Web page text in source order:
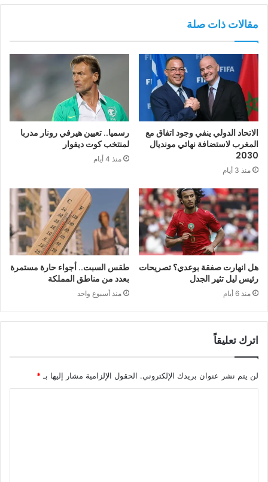
مقالات ذات صلة
الاتحاد الدولي ينفي وجود اتفاق مع
المغرب لاستضافة نهائي مونديال
2030
منذ 3 أيام
رسميا.. تعيين هيرفي رونار مدربا
لمنتخب كوت ديفوار
منذ 4 أيام
هل انهارت صفقة بوعدي؟ تصريحات
رئيس ليل تثير الجدل
منذ 6 أيام
طقس السبت.. أجواء حارة مستمرة
بعدد من مناطق المملكة
منذ أسبوع واحد
اترك تعليقاً
لن يتم نشر عنوان بريدك الإلكتروني. الحقول الإلزامية مشار إليها بـ *